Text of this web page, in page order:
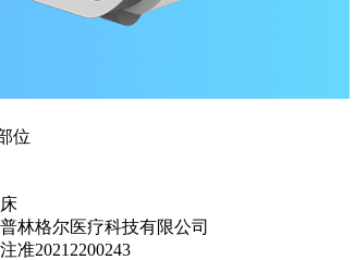
位
林格尔医疗科技有限公司
准20212200243